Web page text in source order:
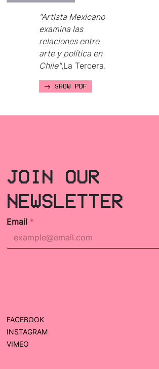
"Artista Mexicano
examina las
relaciones entre
arte y política en
Chile",La Tercera.
SHOW PDF
JOIN OUR
NEWSLETTER
Email *
FACEBOOK
INSTAGRAM
VIMEO